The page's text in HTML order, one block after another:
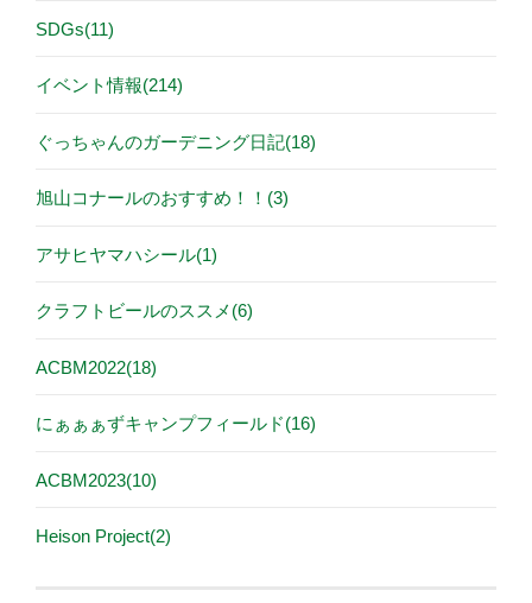
SDGs(11)
イベント情報(214)
ぐっちゃんのガーデニング日記(18)
旭山コナールのおすすめ！！(3)
アサヒヤマハシール(1)
クラフトビールのススメ(6)
ACBM2022(18)
にぁぁぁずキャンプフィールド(16)
ACBM2023(10)
Heison Project(2)